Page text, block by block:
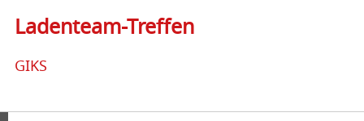
Ladenteam-Treffen
GIKS